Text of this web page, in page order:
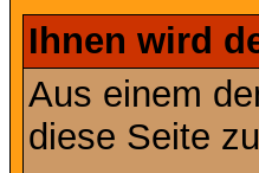
Ihnen wird
Aus einem
diese Seite